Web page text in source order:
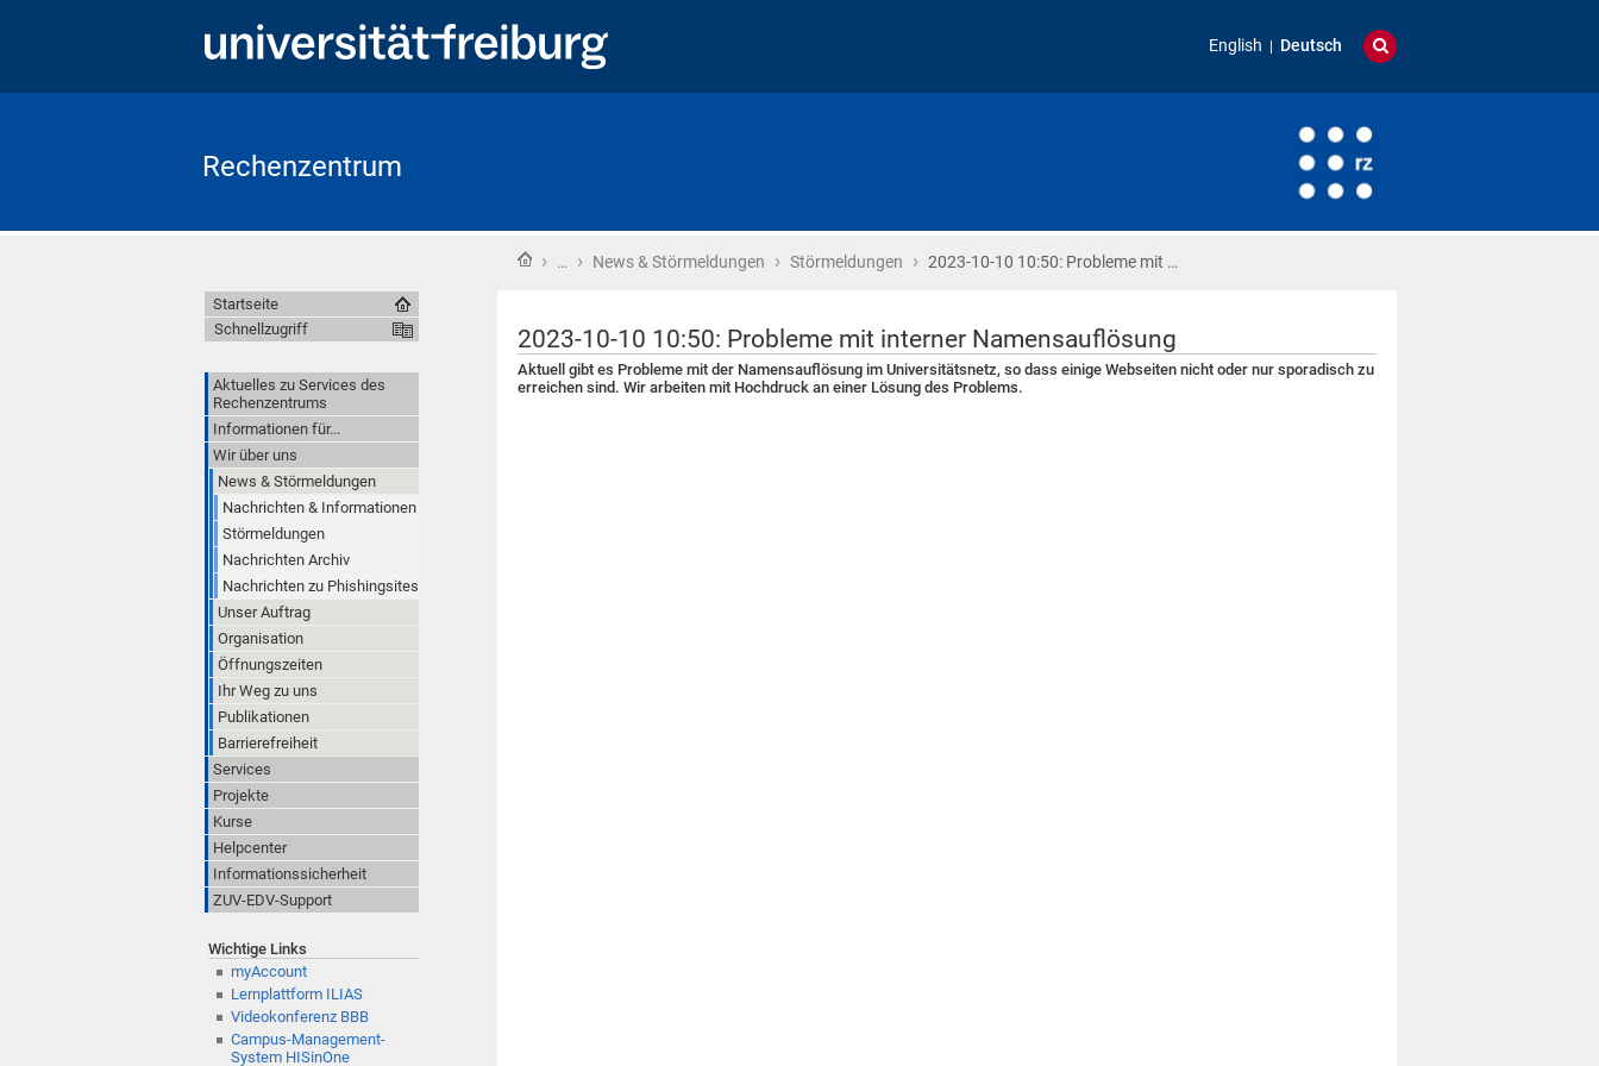
English Deutsch
Rechenzentrum
Startseite
› … › News & Störmeldungen › Störmeldungen › 2023-10-10 10:50: Probleme mit …
2023-10-10 10:50: Probleme mit interner Namensauflösung
Aktuell gibt es Probleme mit der Namensauflösung im Universitätsnetz, so dass einige Webseiten nicht oder nur sporadisch zu
erreichen sind. Wir arbeiten mit Hochdruck an einer Lösung des Problems.
Startseite
Schnellzugriff
Aktuelles zu Services des
Rechenzentrums
Informationen für...
Wir über uns
News & Störmeldungen
Nachrichten & Informationen
Störmeldungen
Nachrichten Archiv
Nachrichten zu Phishingsites
Unser Auftrag
Organisation
Öffnungszeiten
Ihr Weg zu uns
Publikationen
Barrierefreiheit
Services
Projekte
Kurse
Helpcenter
Informationssicherheit
ZUV-EDV-Support
Wichtige Links
myAccount
Lernplattform ILIAS
Videokonferenz BBB
Campus-Management-
System HISinOne